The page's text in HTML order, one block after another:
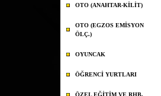
OTO (ANAHTAR-KİLİT)
OTO (EGZOS EMİSYON
ÖLÇ.)
OYUNCAK
ÖĞRENCİ YURTLARI
ÖZEL EĞİTİM VE RHB.